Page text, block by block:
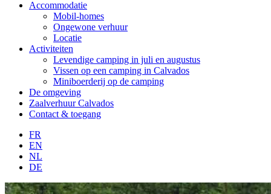
Accommodatie
Mobil-homes
Ongewone verhuur
Locatie
Activiteiten
Levendige camping in juli en augustus
Vissen op een camping in Calvados
Miniboerderij op de camping
De omgeving
Zaalverhuur Calvados
Contact & toegang
FR
EN
NL
DE